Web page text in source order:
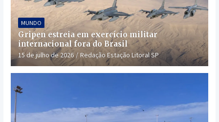
MUNDO
Gripen estreia em exercício militar
internacional fora do Brasil
15 de julho de 2026 Redação Estação Litoral SP